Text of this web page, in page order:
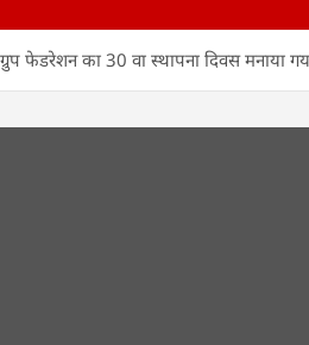
फेडरेशन का 30 वा स्थापना दिवस मनाया